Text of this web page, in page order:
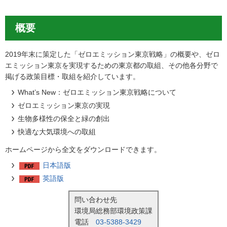
概要
2019年末に策定した「ゼロエミッション東京戦略」の概要や、ゼロ
エミッション東京を実現するための東京都の取組、その他各分野で
掲げる政策目標・取組を紹介しています。
What’s New：ゼロエミッション東京戦略について
ゼロエミッション東京の実現
生物多様性の保全と緑の創出
快適な大気環境への取組
ホームページから全文をダウンロードできます。
日本語版
英語版
問い合わせ先
環境局総務部環境政策課
電話 03-5388-3429